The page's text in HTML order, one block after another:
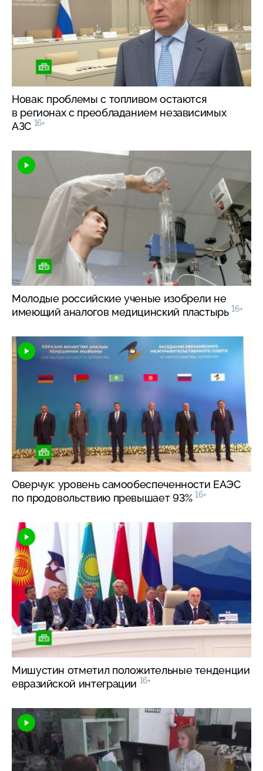
Новак: проблемы с топливом остаются
в регионах с преобладанием независимых
АЗС 16+
Молодые российские ученые изобрели не
имеющий аналогов медицинский пластырь 16+
Оверчук: уровень самообеспеченности ЕАЭС
по продовольствию превышает 93% 16+
Мишустин отметил положительные тенденции
евразийской интеграции 16+